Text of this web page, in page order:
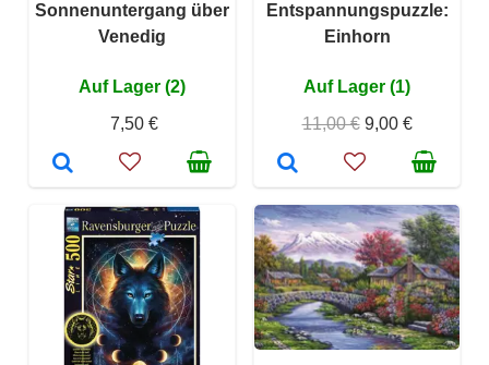
Sonnenuntergang über
Venedig
Auf Lager (2)
7,50 €
Entspannungspuzzle:
Einhorn
Auf Lager (1)
11,00 € 9,00 €